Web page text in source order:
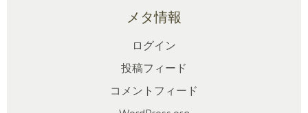
メタ情報
ログイン
投稿フィード
コメントフィード